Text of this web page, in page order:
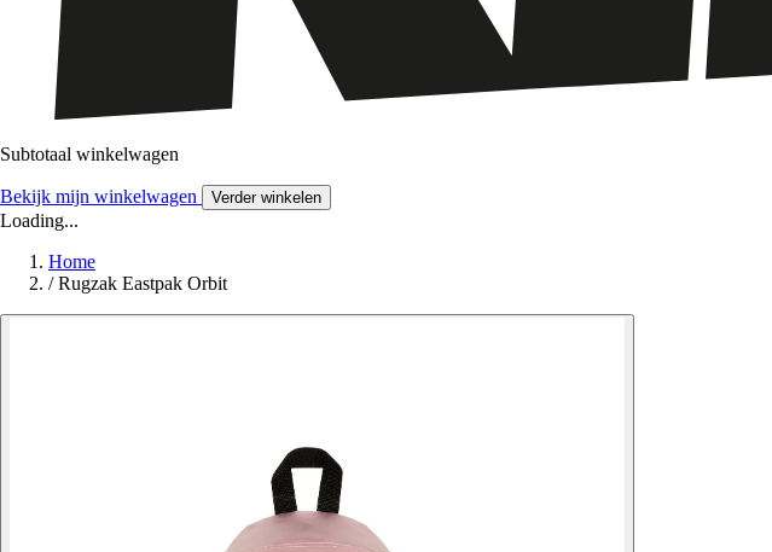
Subtotaal winkelwagen
Bekijk mijn winkelwagen Verder winkelen
Loading...
Home
/ Rugzak Eastpak Orbit